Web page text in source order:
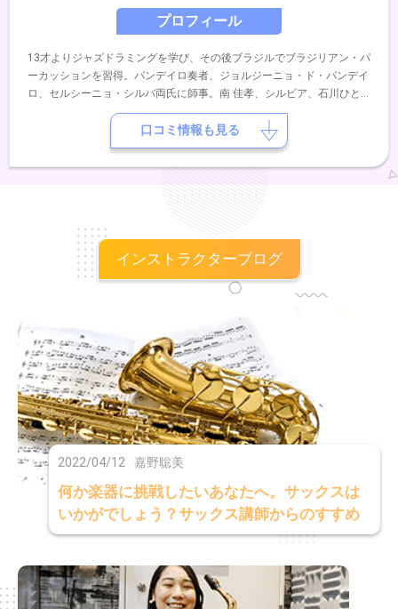
プロフィール
13才よりジャズドラミングを学び、その後ブラジルでブラジリアン・パ
ーカッションを習得。パンデイロ奏者、ジョルジーニョ・ド・パンデイ
ロ、セルシーニョ・シルバ両氏に師事。南 佳孝、シルビア、石川ひと
み、沢田知可子、辛島美登里、小林明子等パーカッショニストとして共
口コミ情報も見る
インストラクターブログ
2022/04/12 嘉野聡美
何か楽器に挑戦したいあなたへ。サックスは
いかがでしょう？サックス講師からのすすめ